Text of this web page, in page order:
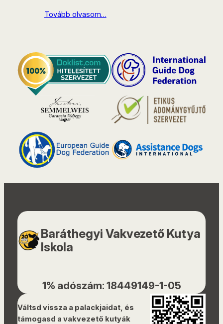
Tovább olvasom…
Baráthegyi Vakvezető Kutya
Iskola
1% adószám: 18449149-1-05
Váltsd vissza a palackjaidat, és
támogasd a vakvezető kutyák